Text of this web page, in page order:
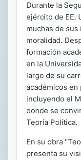
Durante la
ejército de EE.
muchas de
moralidad.
formación
en la
largo de su
académicos
incluyendo el
donde se
Teoría Política.
En su obra
presenta su